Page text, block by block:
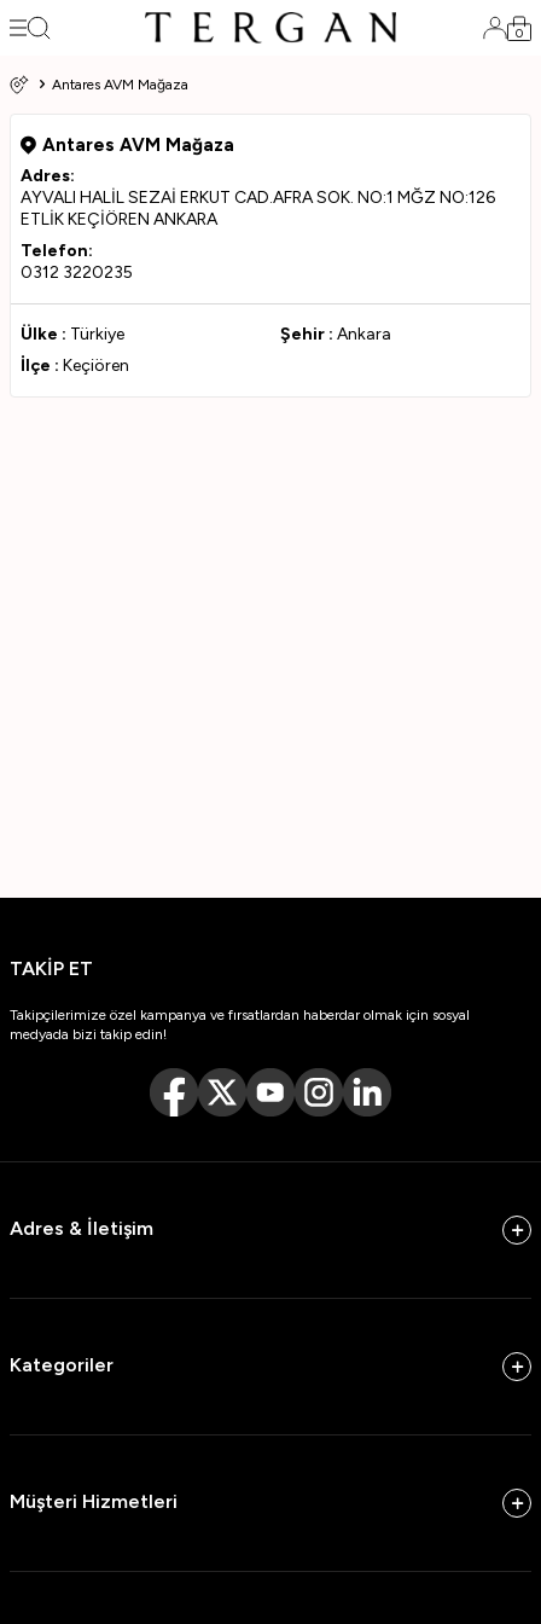
0
Antares AVM Mağaza
Antares AVM Mağaza
Adres:
AYVALI HALİL SEZAİ ERKUT CAD.AFRA SOK. NO:1 MĞZ NO:126
ETLİK KEÇİÖREN ANKARA
Telefon:
0312 3220235
Ülke : Türkiye Şehir : Ankara
İlçe : Keçiören
TAKİP ET
Takipçilerimize özel kampanya ve fırsatlardan haberdar olmak için sosyal
medyada bizi takip edin!
Adres & İletişim
Kategoriler
Müşteri Hizmetleri